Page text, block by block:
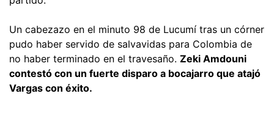
Un cabezazo en el minuto 98 de Lucumí tras un córner
pudo haber servido de salvavidas para Colombia de
no haber terminado en el travesaño. Zeki Amdouni
contestó con un fuerte disparo a bocajarro que atajó
Vargas con éxito.